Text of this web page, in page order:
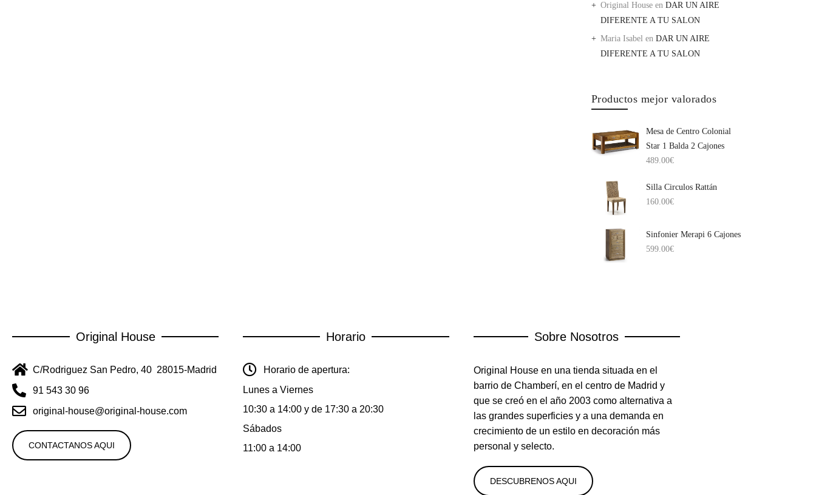
Original Houseen DAR UN AIRE
DIFERENTE A TU SALON
Maria Isabelen DAR UN AIRE
DIFERENTE A TU SALON
Productos mejor valorados
Mesa de Centro Colonial
Star 1 Balda 2 Cajones
489.00€
Silla Circulos Rattán
160.00€
Sinfonier Merapi 6 Cajones
599.00€
Original House
C/Rodriguez San Pedro, 40 28015-Madrid
91 543 30 96
original-house@original-house.com
CONTACTANOS AQUI
Horario
Horario de apertura:
Lunes a Viernes
10:30 a 14:00 y de 17:30 a 20:30
Sábados
11:00 a 14:00
Sobre Nosotros
Original House en una tienda situada en el
barrio de Chamberí, en el centro de Madrid y
que se creó en el año 2003 como alternativa a
las grandes superficies y a una demanda en
crecimiento de un estilo en decoración más
personal y selecto.
DESCUBRENOS AQUI